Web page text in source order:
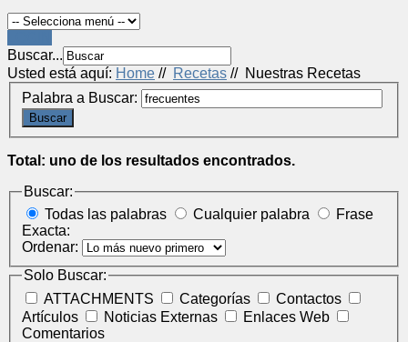
Buscar...
Usted está aquí: Home // Recetas // Nuestras Recetas
Palabra a Buscar:
Buscar
Total: uno de los resultados encontrados.
Buscar:
Todas las palabras
Cualquier palabra
Frase
Exacta:
Ordenar:
Solo Buscar:
ATTACHMENTS
Categorías
Contactos
Artículos
Noticias Externas
Enlaces Web
Comentarios